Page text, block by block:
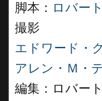
脚本： ロバー
撮影
エドワード・
アレン・Ｍ・
編集：ロバー